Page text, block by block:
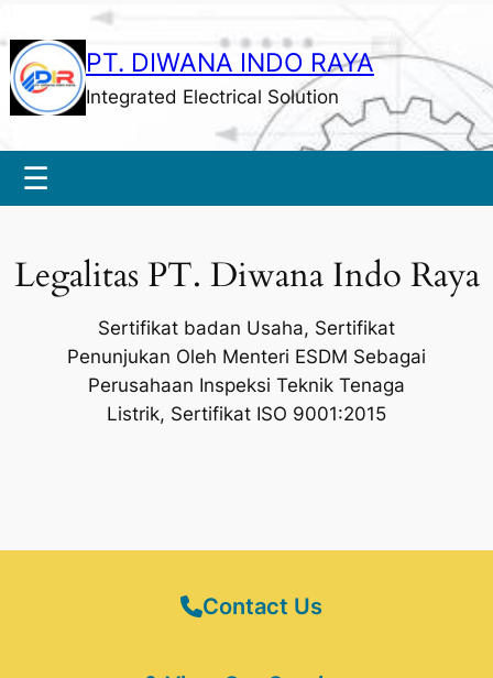
PT. DIWANA INDO RAYA
Integrated Electrical Solution
☰
Legalitas PT. Diwana Indo Raya
Sertifikat badan Usaha, Sertifikat
Penunjukan Oleh Menteri ESDM Sebagai
Perusahaan Inspeksi Teknik Tenaga
Listrik, Sertifikat ISO 9001:2015
Contact Us